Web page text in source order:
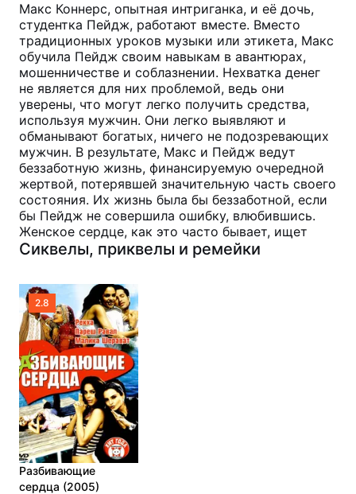
Макс Коннерс, опытная интриганка, и её дочь,
студентка Пейдж, работают вместе. Вместо
традиционных уроков музыки или этикета, Макс
обучила Пейдж своим навыкам в авантюрах,
мошенничестве и соблазнении. Нехватка денег
не является для них проблемой, ведь они
уверены, что могут легко получить средства,
используя мужчин. Они легко выявляют и
обманывают богатых, ничего не подозревающих
мужчин. В результате, Макс и Пейдж ведут
беззаботную жизнь, финансируемую очередной
жертвой, потерявшей значительную часть своего
состояния. Их жизнь была бы беззаботной, если
бы Пейдж не совершила ошибку, влюбившись.
Женское сердце, как это часто бывает, ищет
Сиквелы, приквелы и ремейки
2.8
Разбивающие
сердца (2005)